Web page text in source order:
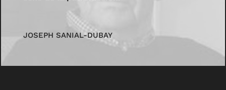
JOSEPH SANIAL-DUBAY